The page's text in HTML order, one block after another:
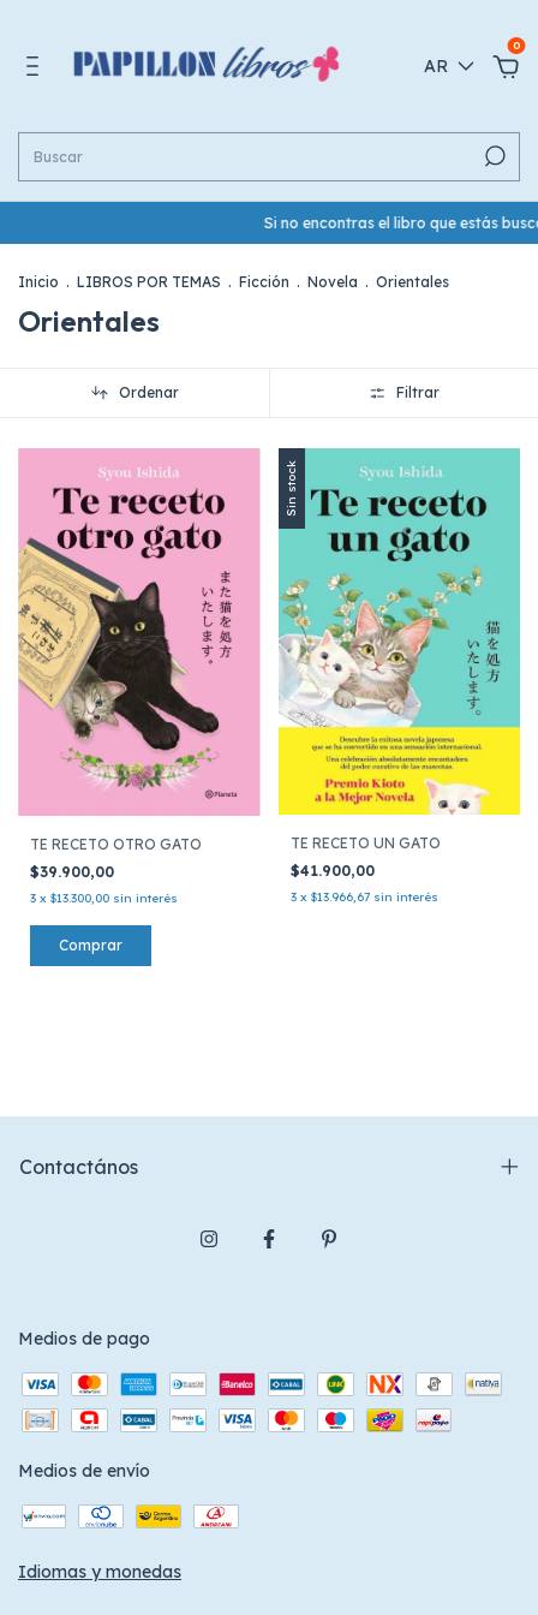
AR
0
Si no encontras el libro que estás
Inicio . LIBROS POR TEMAS . Ficción . Novela . Orientales
Orientales
Ordenar Filtrar
TE RECETO OTRO GATO
$39.900,00
3 x $13.300,00 sin interés
Sin stock
TE RECETO UN GATO
$41.900,00
3 x $13.966,67 sin interés
Contactános
Medios de pago
Medios de envío
Idiomas y monedas